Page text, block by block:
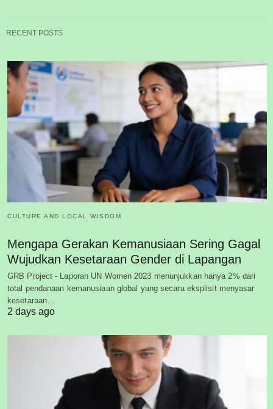
RECENT POSTS
CULTURE AND LOCAL WISDOM
Mengapa Gerakan Kemanusiaan Sering Gagal
Wujudkan Kesetaraan Gender di Lapangan
GRB Project - Laporan UN Women 2023 menunjukkan hanya 2% dari
total pendanaan kemanusiaan global yang secara eksplisit menyasar
kesetaraan…
2 days ago